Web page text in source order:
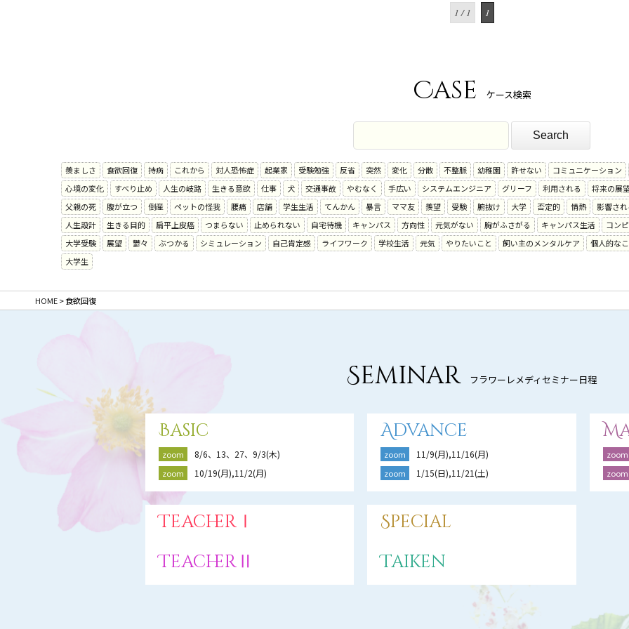
1 / 1 1
Case ケース検索
羨ましさ 食欲回復 持病 これから 対人恐怖症 起業家 受験勉強 反省 突然 変化 分散 不整脈 幼稚園 許せない
コミュニケーション
心境の変化
すべり止め 人生の岐路 生きる意欲 仕事 犬 交通事故 やむなく 手広い システムエンジニア グリーフ 利用される
将来の展
父親の死
腹が立つ 倒産 ペットの怪我 腰痛 店舗 学生生活 てんかん 暴言 ママ友 羨望 受験 腑抜け 大学 否定的 情熱
影響さ
人生設計
生きる目的 扁平上皮癌 つまらない 止められない 自宅待機 キャンパス 方向性 元気がない 胸がふさがる キャンパス生活
コン
大学受験
展望 鬱々 ぶつかる シミュレーション 自己肯定感 ライフワーク 学校生活 元気 やりたいこと 飼い主のメンタルケア
個人的な
大学生
HOME>食欲回復
Seminarフラワーレメディセミナー日程
Basic
zoom 8/6、13、27、9/3(木)
zoom 10/19(月),11/2(月)
Advance
zoom 11/9(月),11/16(月)
zoom 1/15(日),11/21(土)
zoom
zoom
TeacherⅠ
TeacherⅡ
Special
Taiken